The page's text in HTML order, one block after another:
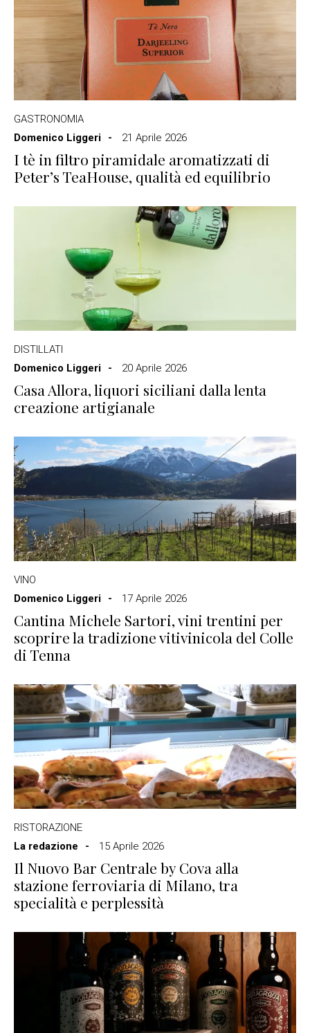
GASTRONOMIA
Domenico Liggeri
21 Aprile 2026
I tè in filtro piramidale aromatizzati di
Peter’s TeaHouse, qualità ed equilibrio
DISTILLATI
Domenico Liggeri
20 Aprile 2026
Casa Allora, liquori siciliani dalla lenta
creazione artigianale
VINO
Domenico Liggeri
17 Aprile 2026
Cantina Michele Sartori, vini trentini per
scoprire la tradizione vitivinicola del Colle
di Tenna
RISTORAZIONE
La redazione
15 Aprile 2026
Il Nuovo Bar Centrale by Cova alla
stazione ferroviaria di Milano, tra
specialità e perplessità